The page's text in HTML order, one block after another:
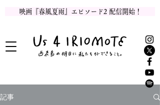
映画『春風夏雨』エピソード2 配信開始！
記事